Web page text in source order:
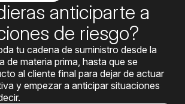
anticiparte a
de riesgo?
tu cadena de suministro desde la
de materia prima, hasta que se
al cliente final para dejar de actuar
y empezar a anticipar situaciones